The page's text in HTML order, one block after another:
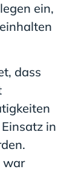
ein,
dass
in
war